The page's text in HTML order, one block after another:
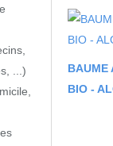
BAUME
BIO -
...)